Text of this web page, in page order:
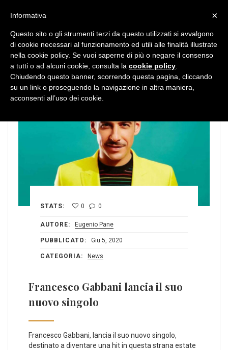
STATS: 0 0
AUTORE: Eugenio Pane
PUBBLICATO: Giu 5, 2020
CATEGORIA: News
Francesco Gabbani lancia il suo
nuovo singolo
Francesco Gabbani, lancia il suo nuovo singolo,
destinato a diventare una hit in questa strana estate
×
Informativa
Questo sito o gli strumenti terzi da questo utilizzati si avvalgono
di cookie necessari al funzionamento ed utili alle finalità illustrate
nella cookie policy. Se vuoi saperne di più o negare il consenso
a tutti o ad alcuni cookie, consulta la cookie policy
Chiudendo questo banner, scorrendo questa pagina, cliccando
su un link o proseguendo la navigazione in altra maniera,
acconsenti all’uso dei cookie.